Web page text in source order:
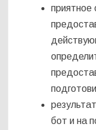
приятное
бот и на